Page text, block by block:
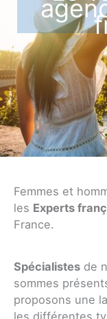
Femmes et
les Experts
France.
Spécialistes de
sommes
proposons une